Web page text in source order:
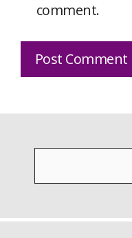
comment.